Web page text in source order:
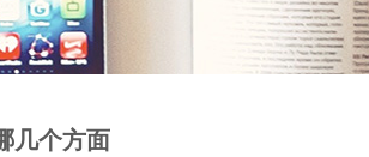
几个方面